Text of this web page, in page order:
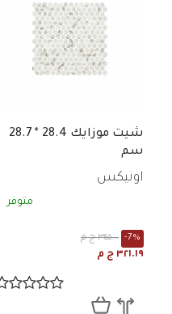
شيت موزايك 28.4 * 28.7
سم
اونيكس
متوفر
٣٤٥.٠٠ ج م -7%
٣٢١.١٩ ج م